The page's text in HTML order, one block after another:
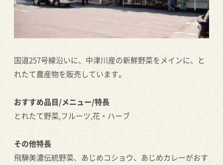
国道257号線沿いに、中津川産の新鮮野菜をメインに、と
れたて農産物を販売しています。
おすすめ品目/メニュー/特長
とれたて野菜,フルーツ,花・ハーブ
その他特長
飛騨美濃伝統野菜、あじめコショウ、あじめカレーがおす